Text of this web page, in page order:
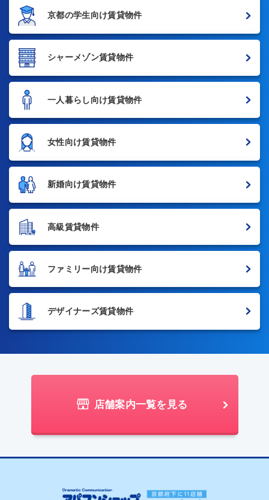
京都の学生向け賃貸物件
シャーメゾン賃貸物件
一人暮らし向け賃貸物件
女性向け賃貸物件
新婚向け賃貸物件
高級賃貸物件
ファミリー向け賃貸物件
デザイナーズ賃貸物件
店舗案内一覧を見る